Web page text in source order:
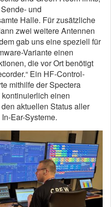
und
Halle. Für zusätzliche
zwei weitere Antennen
gab uns eine speziell für
Variante einen
die vor Ort benötigt
Ein HF-Control-
mithilfe der Spectera
einen
aktuellen Status aller
Ear-Systeme.